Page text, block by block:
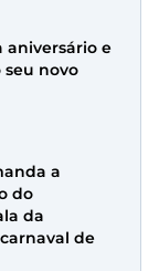
aniversário e
novo
a
do
da
de